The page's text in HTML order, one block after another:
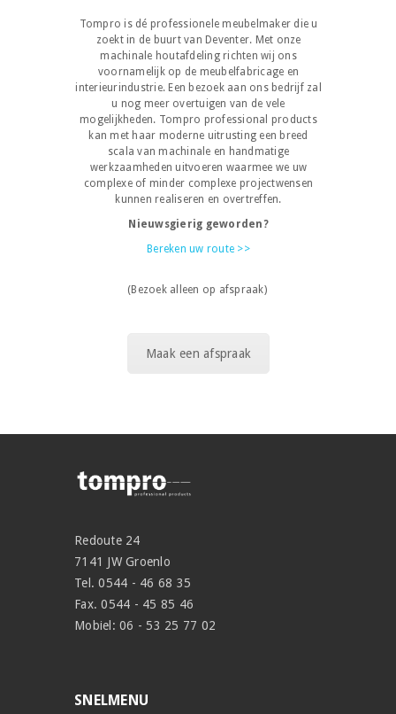
Tompro is dé professionele meubelmaker die u
zoekt in de buurt van Deventer. Met onze
machinale houtafdeling richten wij ons
voornamelijk op de meubelfabricage en
interieurindustrie. Een bezoek aan ons bedrijf zal
u nog meer overtuigen van de vele
mogelijkheden. Tompro professional products
kan met haar moderne uitrusting een breed
scala van machinale en handmatige
werkzaamheden uitvoeren waarmee we uw
complexe of minder complexe projectwensen
kunnen realiseren en overtreffen.
Nieuwsgierig geworden?
Bereken uw route >>
(Bezoek alleen op afspraak)
Maak een afspraak
Redoute 24
7141 JW Groenlo
Tel. 0544 - 46 68 35
Fax. 0544 - 45 85 46
Mobiel: 06 - 53 25 77 02
SNELMENU